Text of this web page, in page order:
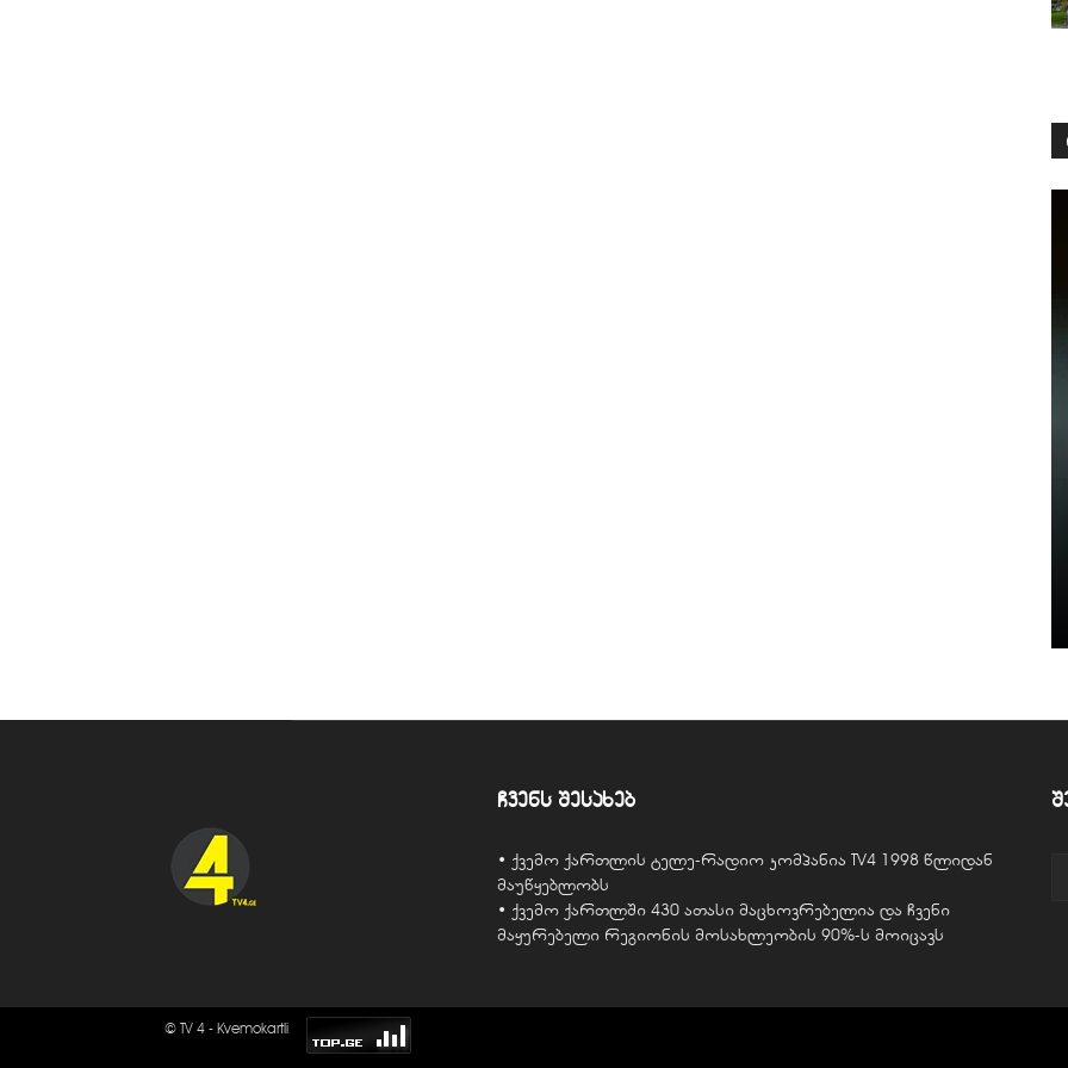
ჩვენს შესახებ
• ქვემო ქართლის ტელე-რადიო კომპანია TV4 1998 წლიდან
მაუწყებლობს
• ქვემო ქართლში 430 ათასი მაცხოვრებელია და ჩვენი
მაყურებელი რეგიონის მოსახლეობის 90%-ს მოიცავს
© TV 4 - Kvemokartli